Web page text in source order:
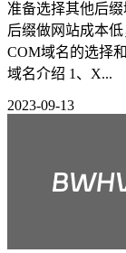
准备选择其他后
后缀做网站成本
COM域名的选择
域名介绍 1、X...
2023-09-13